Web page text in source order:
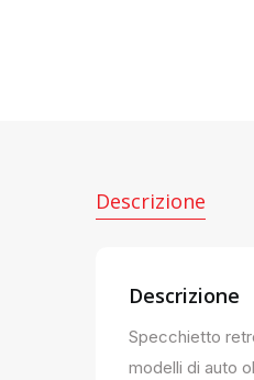
Descrizione
Descrizione
Specchietto
modelli di auto